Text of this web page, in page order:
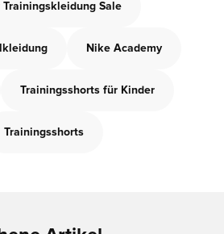
Trainingskleidung Sale
Nike Academy
Trainingsshorts für Kinder
Trainingsshorts